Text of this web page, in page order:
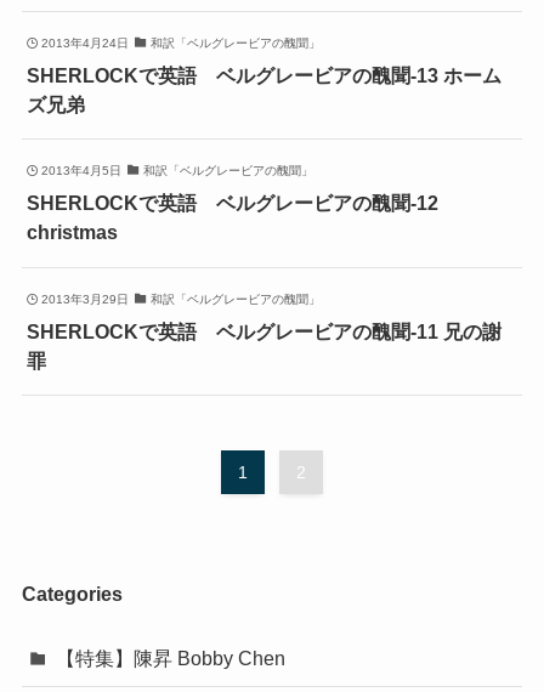
2013年4月24日 和訳「ベルグレービアの醜聞」
SHERLOCKで英語 ベルグレービアの醜聞-13 ホーム
ズ兄弟
2013年4月5日 和訳「ベルグレービアの醜聞」
SHERLOCKで英語 ベルグレービアの醜聞-12
christmas
2013年3月29日 和訳「ベルグレービアの醜聞」
SHERLOCKで英語 ベルグレービアの醜聞-11 兄の謝
罪
1 2
Categories
【特集】陳昇 Bobby Chen